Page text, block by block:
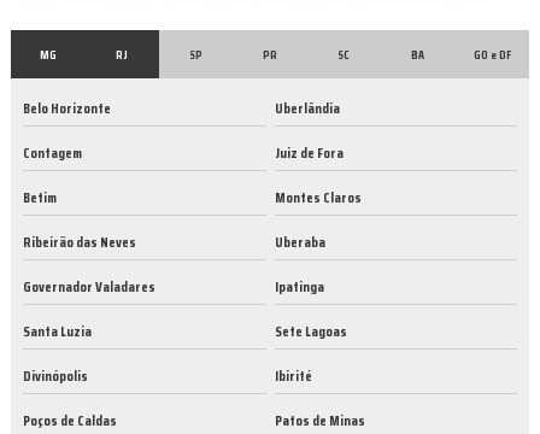
MG RJ SP PR SC BA GO e DF
Belo Horizonte
Uberlândia
Contagem
Juiz de Fora
Betim
Montes Claros
Ribeirão das Neves
Uberaba
Governador Valadares
Ipatinga
Santa Luzia
Sete Lagoas
Divinópolis
Ibirité
Poços de Caldas
Patos de Minas